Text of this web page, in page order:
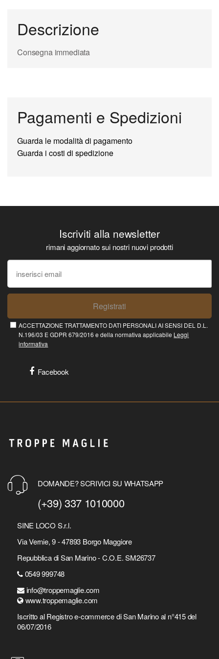
Descrizione
Consegna immediata
Pagamenti e Spedizioni
Guarda le modalità di pagamento
Guarda i costi di spedizione
Iscriviti alla newsletter
rimani aggiornato sui nostri nuovi prodotti
Registrati
ACCETTAZIONE TRATTAMENTO DATI PERSONALI AI SENSI DEL D.L.
N.196/03 E GDPR 679/2016 e della normativa applicabile Leggi
informativa
Facebook
DOMANDE? SCRIVICI SU WHATSAPP
(+39) 337 1010000
SINE LOCO S.r.l.
Via Vernie, 9 - 47893 Borgo Maggiore
Repubblica di San Marino - C.O.E. SM26737
0549 999748
info@troppemaglie.com
www.troppemaglie.com
Iscritto al Registro e-commerce di San Marino al n°415 del
06/07/2016